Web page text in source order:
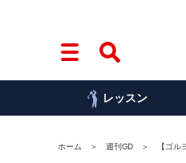
レッスン
ホーム 週刊GD 【ゴ